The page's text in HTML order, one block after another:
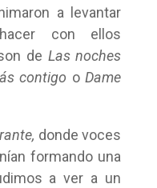
a levantar
con ellos
de Las noches
contigo oDame
donde voces
formando una
a ver a un